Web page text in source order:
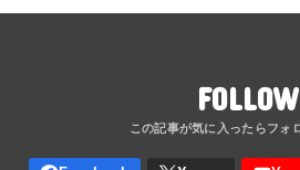
FOLLOW